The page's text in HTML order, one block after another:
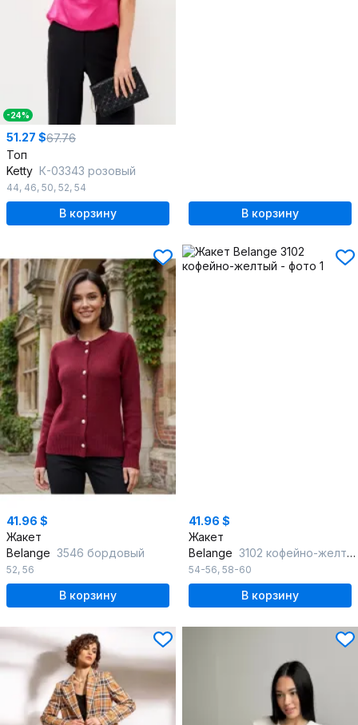
-24%
51.27 $67.76
Топ
Ketty К-03343 розовый
44, 46, 50, 52, 54
В корзину В корзину
41.96 $
Жакет
Belange 3546 бордовый
52, 56
В корзину
41.96 $
Жакет
Belange 3102 кофейно-желтый
54-56, 58-60
В корзину